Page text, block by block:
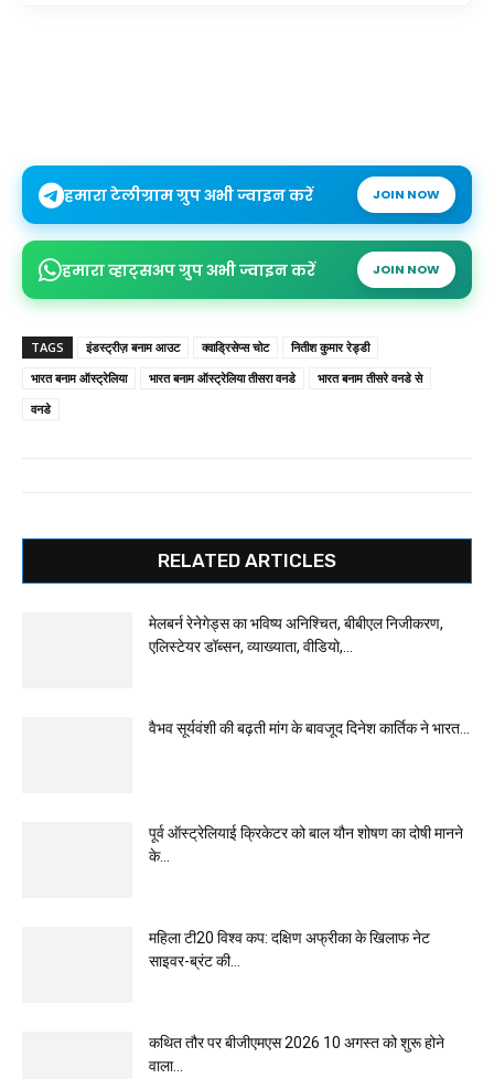
हमारा टेलीग्राम ग्रुप अभी ज्वाइन करें JOIN NOW
हमारा व्हाट्सअप ग्रुप अभी ज्वाइन करें JOIN NOW
TAGS इंडस्ट्रीज़ बनाम आउट क्वाड्रिसेप्स चोट
नितीश कुमार रेड्डी
भारत बनाम ऑस्ट्रेलिया
भारत बनाम ऑस्ट्रेलिया तीसरा वनडे
भारत बनाम तीसरे वनडे से
वनडे
RELATED ARTICLES
मेलबर्न रेनेगेड्स का भविष्य अनिश्चित, बीबीएल निजीकरण,
एलिस्टेयर डॉब्सन, व्याख्याता, वीडियो,...
वैभव सूर्यवंशी की बढ़ती मांग के बावजूद दिनेश कार्तिक ने भारत...
पूर्व ऑस्ट्रेलियाई क्रिकेटर को बाल यौन शोषण का दोषी मानने
के...
महिला टी20 विश्व कप: दक्षिण अफ्रीका के खिलाफ नेट
साइवर-ब्रंट की...
कथित तौर पर बीजीएमएस 2026 10 अगस्त को शुरू होने
वाला...